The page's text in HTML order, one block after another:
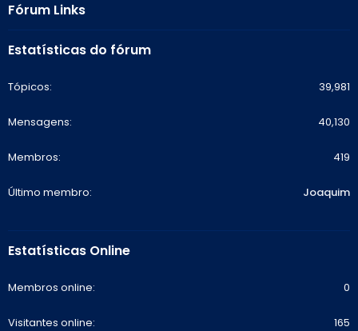
Fórum Links
Estatísticas do fórum
Tópicos 39,981
Mensagens 40,130
Membros 419
Último membro Joaquim
Estatísticas Online
Membros online 0
Visitantes online 165